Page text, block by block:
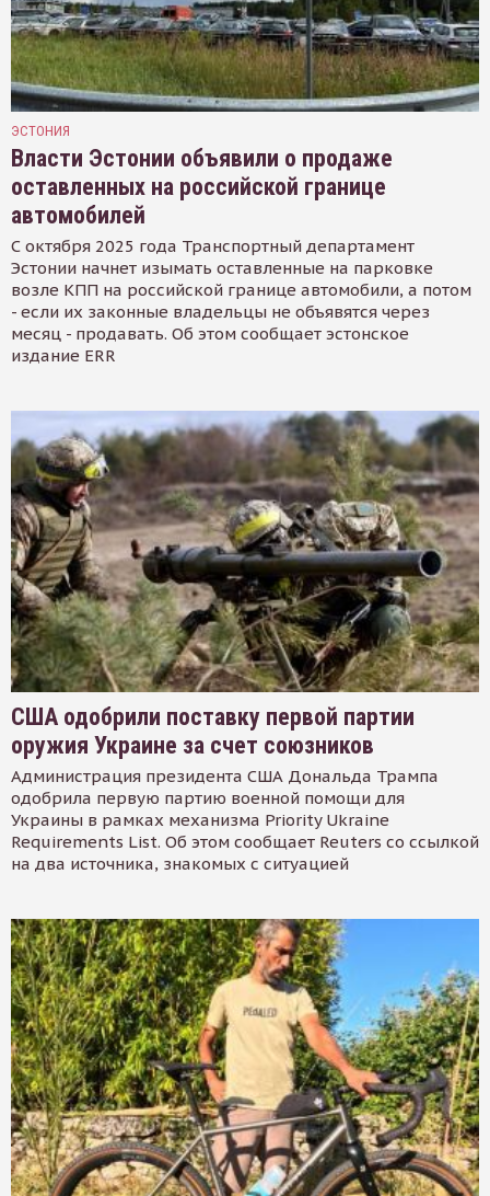
ЭСТОНИЯ
Власти Эстонии объявили о продаже
оставленных на российской границе
автомобилей
С октября 2025 года Транспортный департамент
Эстонии начнет изымать оставленные на парковке
возле КПП на российской границе автомобили, а потом
- если их законные владельцы не объявятся через
месяц - продавать. Об этом сообщает эстонское
издание ERR
США одобрили поставку первой партии
оружия Украине за счет союзников
Администрация президента США Дональда Трампа
одобрила первую партию военной помощи для
Украины в рамках механизма Priority Ukraine
Requirements List. Об этом сообщает Reuters со ссылкой
на два источника, знакомых с ситуацией